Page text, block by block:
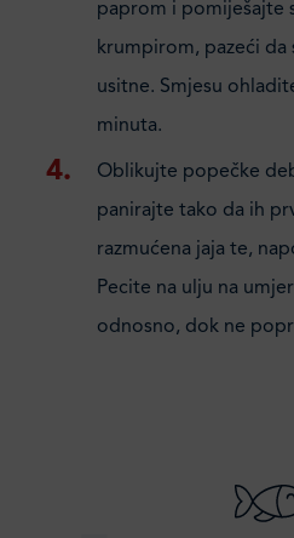
paprom i pomiješajte
krumpirom, pazeći da
usitne. Smjesu
minuta.
Oblikujte popečke
panirajte tako da ih
razmućena jaja te,
Pecite na ulju na
odnosno, dok ne